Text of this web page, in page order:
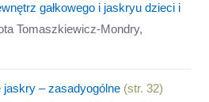
gałkowego i jaskryu dzieci i
Tomaszkiewicz-Mondry,
– zasadyogólne (str. 32)